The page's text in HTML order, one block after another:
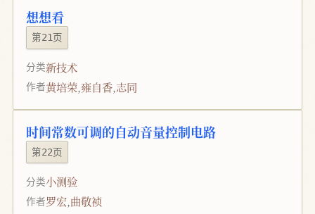
想想看
第21页
分类新技术
作者黄培荣,雍自香,志同
时间常数可调的自动音量控制电路
第22页
分类小测验
作者罗宏,曲敬祯